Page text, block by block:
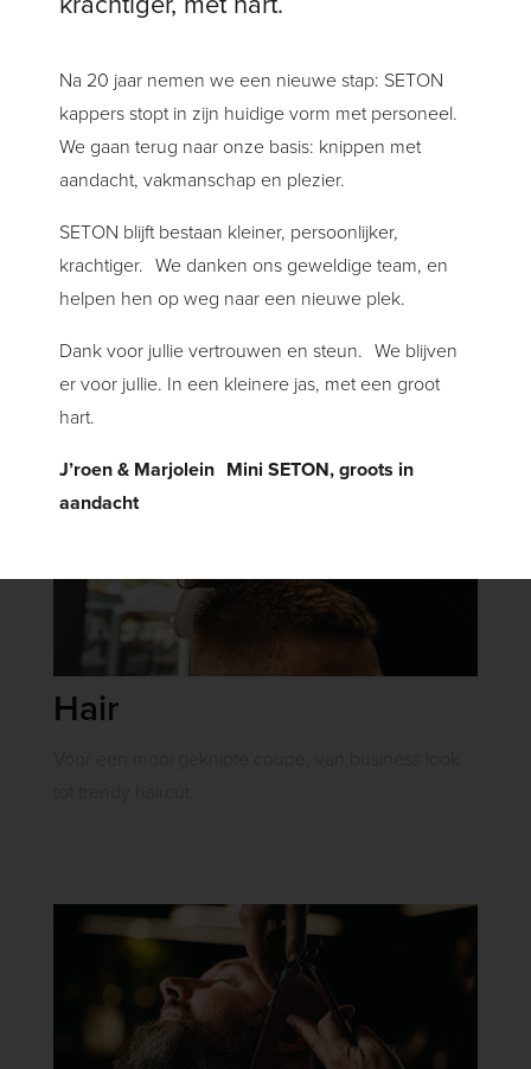
BEKIJK ALLE BEHANDELINGEN
Hair
Na 20 jaar nemen we een nieuwe stap: SETON
kappers stopt in zijn huidige vorm met personeel.
We gaan terug naar onze basis: knippen met
aandacht, vakmanschap en plezier.
SETON blijft bestaan kleiner, persoonlijker,
krachtiger. We danken ons geweldige team, en
helpen hen op weg naar een nieuwe plek.
Dank voor jullie vertrouwen en steun. We blijven
er voor jullie. In een kleinere jas, met een groot
hart.
J’roen & Marjolein Mini SETON, groots in
aandacht